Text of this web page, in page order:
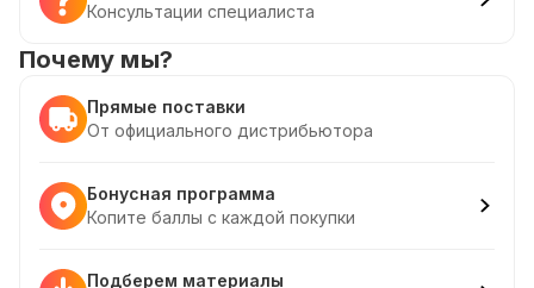
Консультации специалиста
Почему мы?
Прямые поставки
От официального дистрибьютора
Бонусная программа
Копите баллы с каждой покупки
Подберем материалы